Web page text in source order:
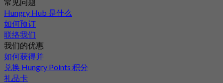
Hungry Hub 是什么
如何预订
联络我们
我们的优惠
如何获得并
兑换 Hungry Points 积分
礼品卡